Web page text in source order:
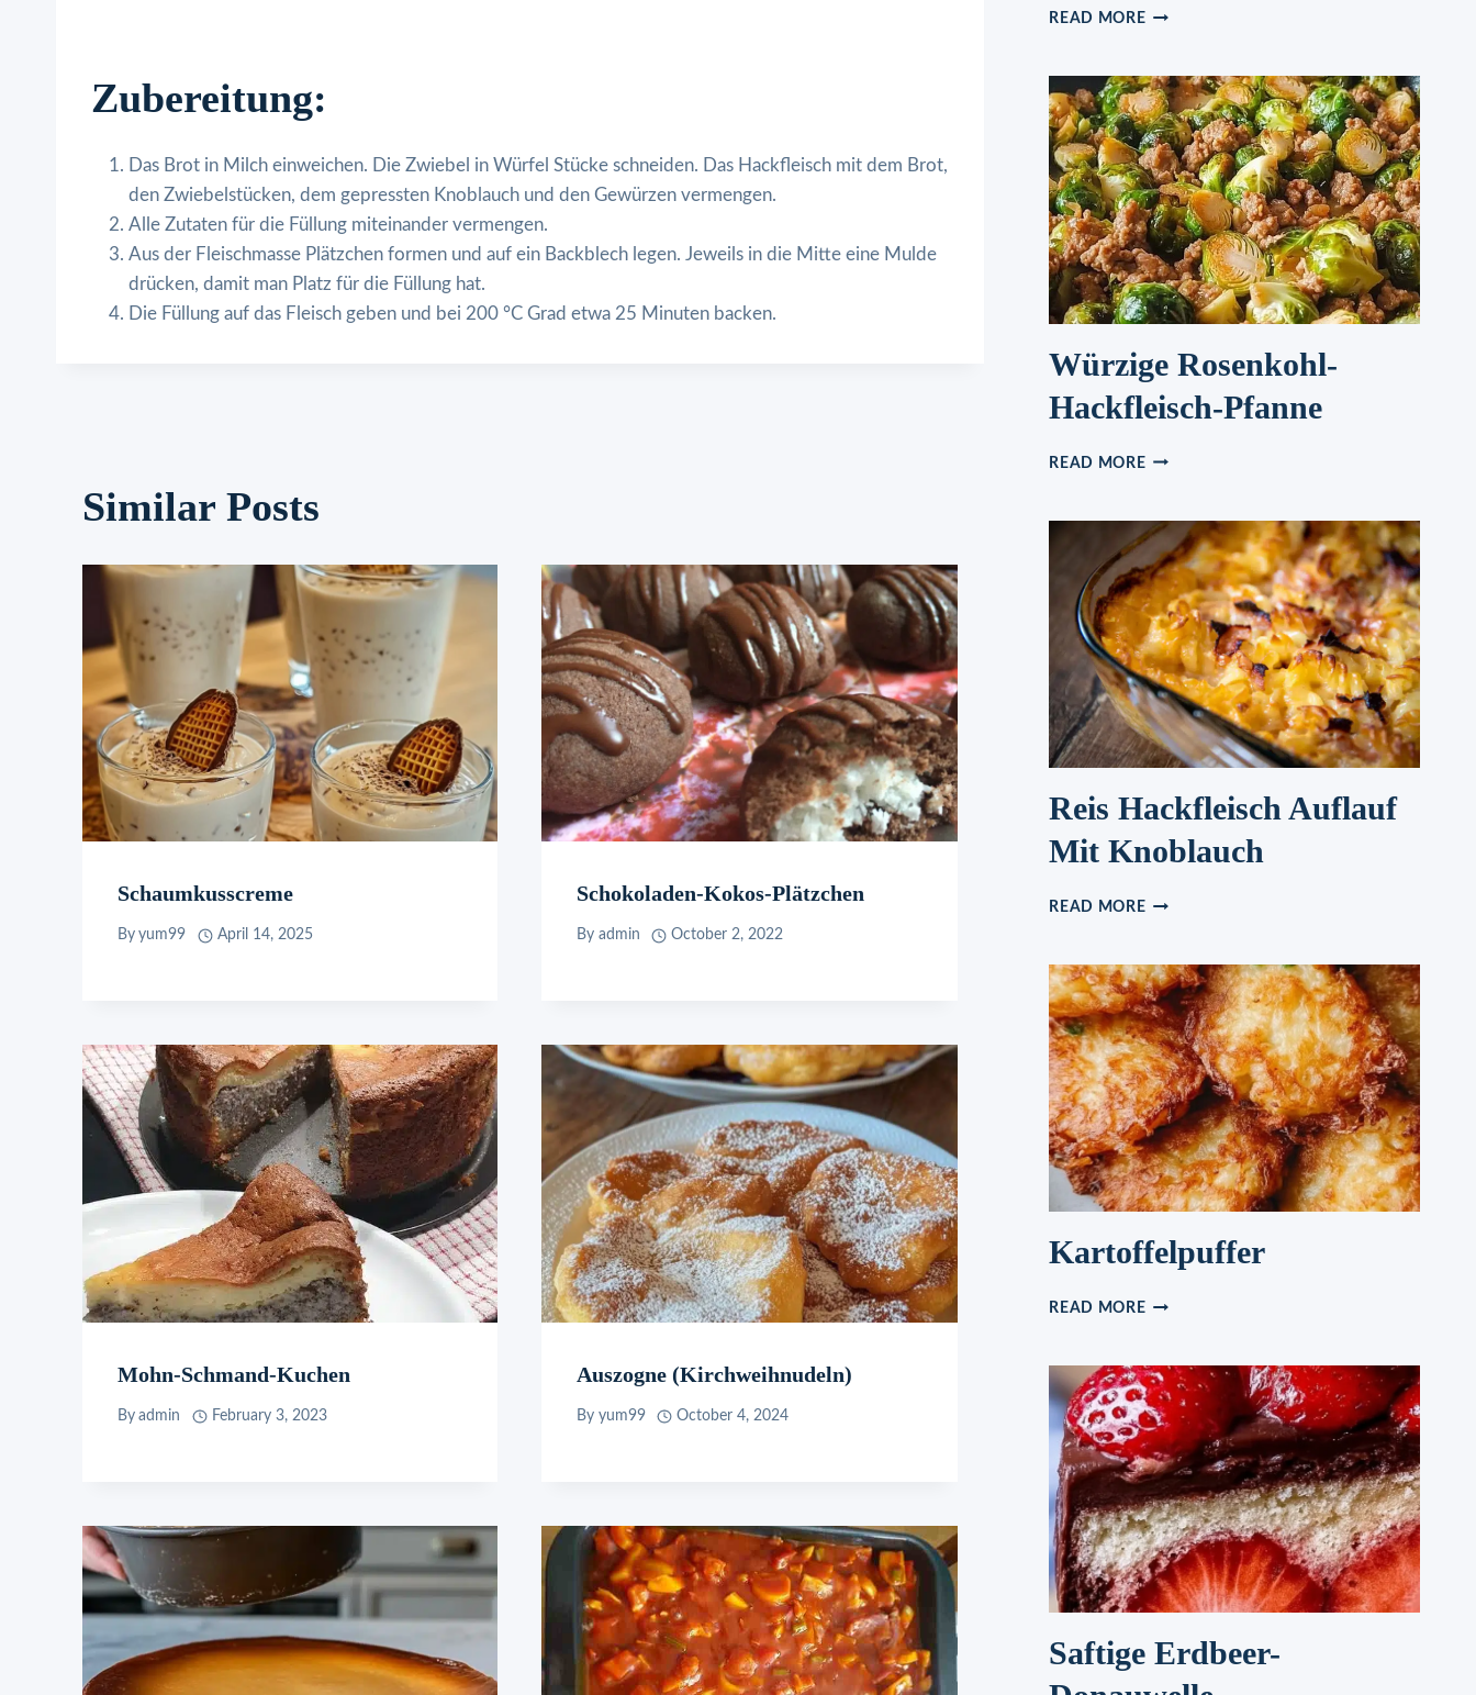
Zubereitung:
Das Brot in Milch einweichen. Die Zwiebel in Würfel Stücke schneiden. Das Hackfleisch mit dem Brot,
den Zwiebelstücken, dem gepressten Knoblauch und den Gewürzen vermengen.
Alle Zutaten für die Füllung miteinander vermengen.
Aus der Fleischmasse Plätzchen formen und auf ein Backblech legen. Jeweils in die Mitte eine Mulde
drücken, damit man Platz für die Füllung hat.
Die Füllung auf das Fleisch geben und bei 200 °C Grad etwa 25 Minuten backen.
Similar Posts
Schaumkusscreme
By yum99 April 14, 2025
Schokoladen-Kokos-Plätzchen
By admin October 2, 2022
Mohn-Schmand-Kuchen
By admin February 3, 2023
Auszogne (Kirchweihnudeln)
By yum99 October 4, 2024
READ MOREBRATKARTOFFELN
UND
SPIEGELEI
Würzige Rosenkohl-
Hackfleisch-Pfanne
READ MOREWÜRZIGE
PFANNE
Reis Hackfleisch Auflauf
Mit Knoblauch
READ MOREREIS
MIT
KNOBLAUCH
Kartoffelpuffer
READ MOREKARTOFFELPUFFER
Saftige Erdbeer-